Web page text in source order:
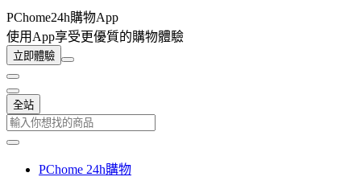
PChome24h購物App
使用App享受更優質的購物體驗
立即體驗
全站
PChome 24h購物